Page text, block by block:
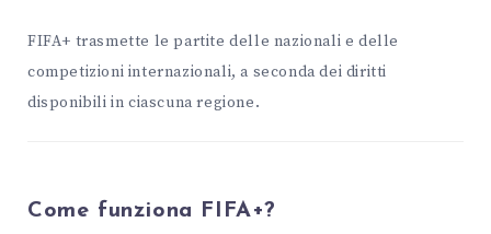
FIFA+ trasmette le partite delle nazionali e delle
competizioni internazionali, a seconda dei diritti
disponibili in ciascuna regione.
Come funziona FIFA+?